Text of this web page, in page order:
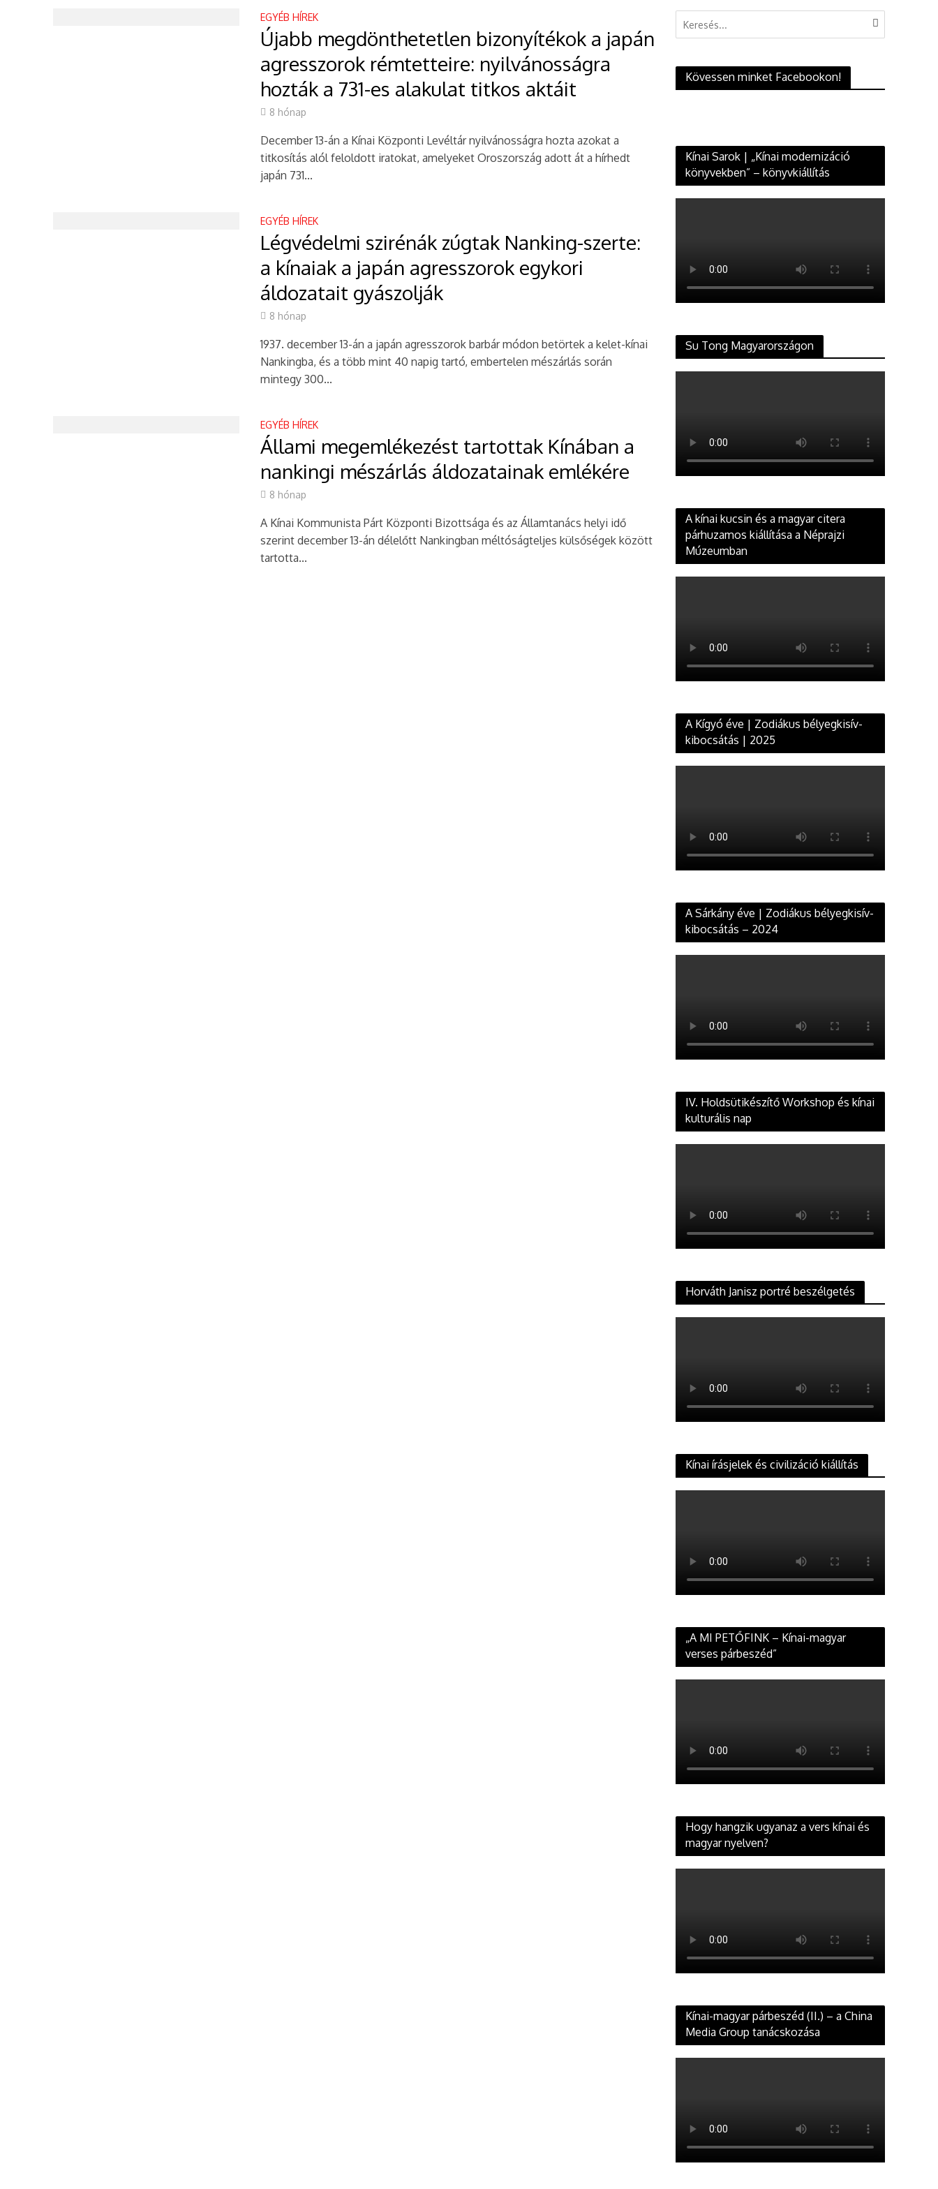
EGYÉB HÍREK
Újabb megdönthetetlen bizonyítékok a japán
agresszorok rémtetteire: nyilvánosságra
hozták a 731-es alakulat titkos aktáit
8 hónap
December 13-án a Kínai Központi Levéltár nyilvánosságra hozta azokat a
titkosítás alól feloldott iratokat, amelyeket Oroszország adott át a hírhedt
japán 731...
EGYÉB HÍREK
Légvédelmi szirénák zúgtak Nanking-szerte:
a kínaiak a japán agresszorok egykori
áldozatait gyászolják
8 hónap
1937. december 13-án a japán agresszorok barbár módon betörtek a kelet-kínai
Nankingba, és a több mint 40 napig tartó, embertelen mészárlás során
mintegy 300...
EGYÉB HÍREK
Állami megemlékezést tartottak Kínában a
nankingi mészárlás áldozatainak emlékére
8 hónap
A Kínai Kommunista Párt Központi Bizottsága és az Államtanács helyi idő
szerint december 13-án délelőtt Nankingban méltóságteljes külsőségek között
tartotta...
Kövessen minket Facebookon!
Kínai Sarok | „Kínai modernizáció
könyvekben” – könyvkiállítás
Su Tong Magyarországon
A kínai kucsin és a magyar citera
párhuzamos kiállítása a Néprajzi
Múzeumban
A Kígyó éve | Zodiákus bélyegkisív-
kibocsátás | 2025
A Sárkány éve | Zodiákus bélyegkisív-
kibocsátás – 2024
IV. Holdsütikészítő Workshop és kínai
kulturális nap
Horváth Janisz portré beszélgetés
Kínai írásjelek és civilizáció kiállítás
„A MI PETŐFINK – Kínai-magyar
verses párbeszéd”
Hogy hangzik ugyanaz a vers kínai és
magyar nyelven?
Kínai-magyar párbeszéd (II.) – a China
Media Group tanácskozása